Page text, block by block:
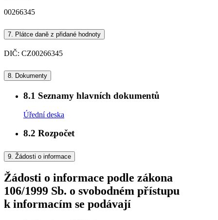
00266345
7. Plátce daně z přidané hodnoty
DIČ: CZ00266345
8. Dokumenty
8.1 Seznamy hlavních dokumentů
Úřední deska
8.2 Rozpočet
9. Žádosti o informace
Žádosti o informace podle zákona
106/1999 Sb. o svobodném přístupu
k informacím se podávají